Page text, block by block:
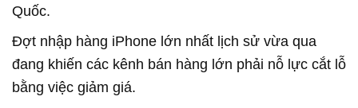
Quốc.
Đợt nhập hàng iPhone lớn nhất lịch sử vừa qua
đang khiến các kênh bán hàng lớn phải nỗ lực cắt lỗ
bằng việc giảm giá.